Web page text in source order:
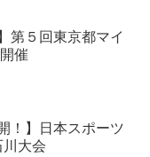
第５回東京都マイ
催
！】日本スポーツ
大会